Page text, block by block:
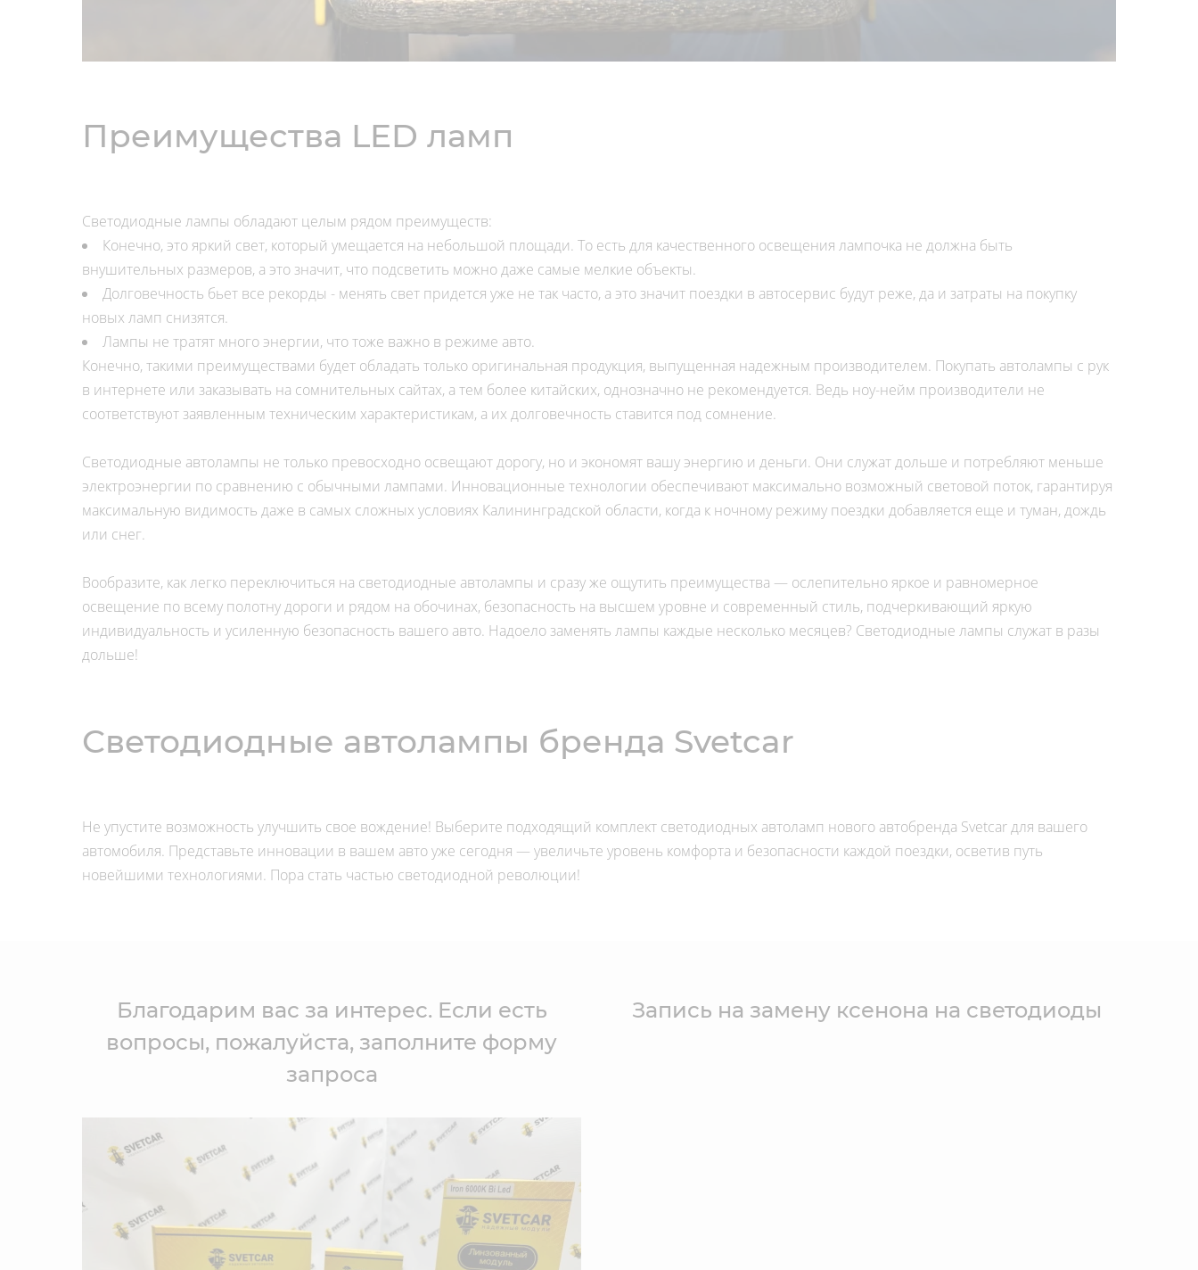
Преимущества LED ламп
Светодиодные лампы обладают целым рядом преимуществ:
Конечно, это яркий свет, который умещается на небольшой площади. То есть для качественного освещения лампочка не должна быть
внушительных размеров, а это значит, что подсветить можно даже самые мелкие объекты.
Долговечность бьет все рекорды - менять свет придется уже не так часто, а это значит поездки в автосервис будут реже, да и затраты на покупку
новых ламп снизятся.
Лампы не тратят много энергии, что тоже важно в режиме авто.
Конечно, такими преимуществами будет обладать только оригинальная продукция, выпущенная надежным производителем. Покупать автолампы с рук
в интернете или заказывать на сомнительных сайтах, а тем более китайских, однозначно не рекомендуется. Ведь ноу-нейм производители не
соответствуют заявленным техническим характеристикам, а их долговечность ставится под сомнение.
Светодиодные автолампы не только превосходно освещают дорогу, но и экономят вашу энергию и деньги. Они служат дольше и потребляют меньше
электроэнергии по сравнению с обычными лампами. Инновационные технологии обеспечивают максимально возможный световой поток, гарантируя
максимальную видимость даже в самых сложных условиях Калининградской области, когда к ночному режиму поездки добавляется еще и туман, дождь
или снег.
Вообразите, как легко переключиться на светодиодные автолампы и сразу же ощутить преимущества — ослепительно яркое и равномерное
освещение по всему полотну дороги и рядом на обочинах, безопасность на высшем уровне и современный стиль, подчеркивающий яркую
индивидуальность и усиленную безопасность вашего авто. Надоело заменять лампы каждые несколько месяцев? Светодиодные лампы служат в разы
дольше!
Светодиодные автолампы бренда Svetcar
Не упустите возможность улучшить свое вождение! Выберите подходящий комплект светодиодных автоламп нового автобренда Svetcar для вашего
автомобиля. Представьте инновации в вашем авто уже сегодня — увеличьте уровень комфорта и безопасности каждой поездки, осветив путь
новейшими технологиями. Пора стать частью светодиодной революции!
Благодарим вас за интерес. Если есть
вопросы, пожалуйста, заполните форму
запроса
Запись на замену ксенона на светодиоды